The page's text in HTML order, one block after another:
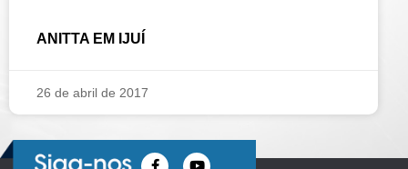
ANITTA EM IJUÍ
26 de abril de 2017